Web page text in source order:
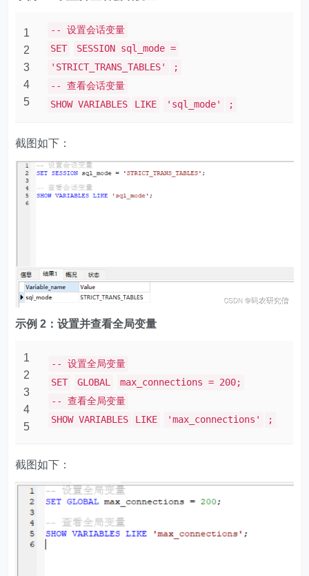
1
2
3
4
5
-- 设置会话变量
SET
SESSION sql_mode =
'STRICT_TRANS_TABLES'
;
-- 查看会话变量
SHOW VARIABLES
LIKE 'sql_mode' ;
截图如下：
示例 2：设置并查看全局变量
1
2
3
4
5
-- 设置全局变量
SET
GLOBAL
max_connections = 200;
-- 查看全局变量
SHOW VARIABLES
LIKE 'max_connections' ;
截图如下：